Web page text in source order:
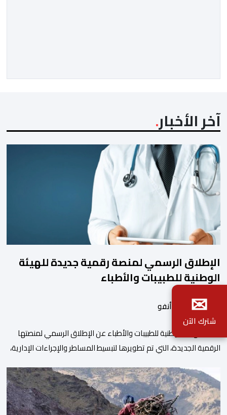
آخر الأخبار
الإطلاق الرسمي لمنصة رقمية جديدة للهيئة
الوطنية للطبيبات والأطباء
بواسطة أحداث.أنفو
أعلنت الهيئة الوطنية للطبيبات والأطباء عن الإطلاق الرسمي لمنصتها
الرقمية الجديدة، التي تم تطويرها لتبسيط المساطر والإجراءات الإدارية،
والمجالس الجهوية للهيئة إلى جانب الهيئة الوطنية. وذكر بلاغ للهيئة أن
هذه المنصة، التي تم إطلاقها في إطار استراتيجيتها الرامية إلى التحديث
والتحول الرقمي، تشكل خطوة مهمة في […]
✉
شترك الآن